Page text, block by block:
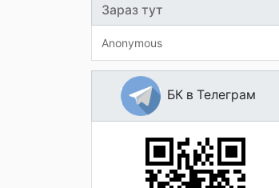
Зараз тут
Anonymous
БК в Телеграм